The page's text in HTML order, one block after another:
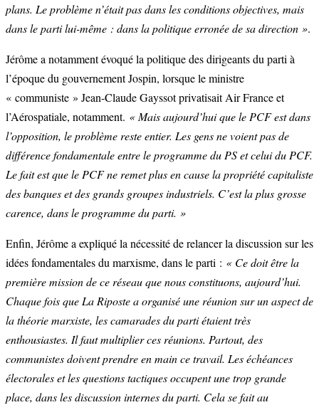
plans. Le problème n’était pas dans les conditions objectives, mais
dans le parti lui-même : dans la politique erronée de sa direction ».
Jérôme a notamment évoqué la politique des dirigeants du parti à
l’époque du gouvernement Jospin, lorsque le ministre
« communiste » Jean-Claude Gayssot privatisait Air France et
l’Aérospatiale, notamment. « Mais aujourd’hui que le PCF est dans
l’opposition, le problème reste entier. Les gens ne voient pas de
différence fondamentale entre le programme du PS et celui du PCF.
Le fait est que le PCF ne remet plus en cause la propriété capitaliste
des banques et des grands groupes industriels. C’est la plus grosse
carence, dans le programme du parti. »
Enfin, Jérôme a expliqué la nécessité de relancer la discussion sur les
idées fondamentales du marxisme, dans le parti : « Ce doit être la
première mission de ce réseau que nous constituons, aujourd’hui.
Chaque fois que La Riposte a organisé une réunion sur un aspect de
la théorie marxiste, les camarades du parti étaient très
enthousiastes. Il faut multiplier ces réunions. Partout, des
communistes doivent prendre en main ce travail. Les échéances
électorales et les questions tactiques occupent une trop grande
place, dans les discussion internes du parti. Cela se fait au